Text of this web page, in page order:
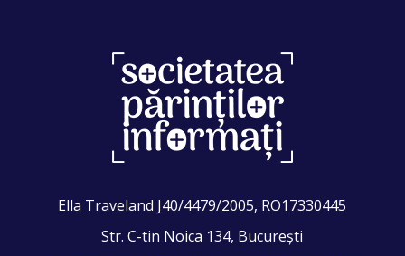
Ella Traveland J40/4479/2005, RO17330445
Str. C-tin Noica 134, București